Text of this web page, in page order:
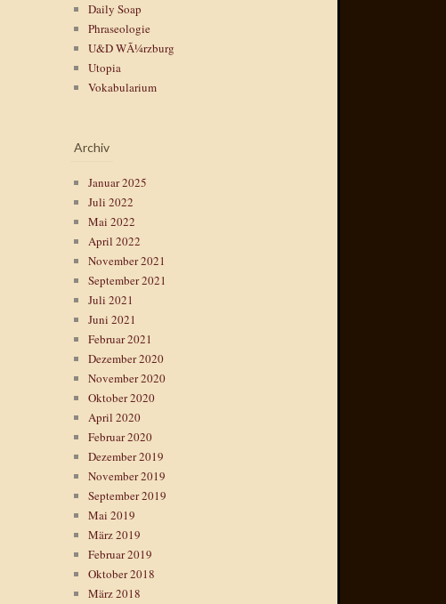
Daily Soap
Phraseologie
U&D WÃ¼rzburg
Utopia
Vokabularium
Archiv
Januar 2025
Juli 2022
Mai 2022
April 2022
November 2021
September 2021
Juli 2021
Juni 2021
Februar 2021
Dezember 2020
November 2020
Oktober 2020
April 2020
Februar 2020
Dezember 2019
November 2019
September 2019
Mai 2019
März 2019
Februar 2019
Oktober 2018
März 2018